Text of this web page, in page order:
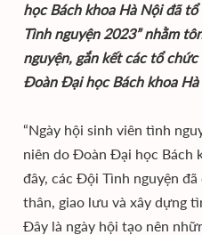
học Bách khoa Hà Nội đã
Tình nguyện 2023” nhằm
nguyện, gắn kết các tổ
Đoàn Đại học Bách khoa Hà
“Ngày hội sinh viên tình
niên do Đoàn Đại học Bách
đây, các Đội Tình nguyện
thân, giao lưu và xây dựng
Đây là ngày hội tạo nên